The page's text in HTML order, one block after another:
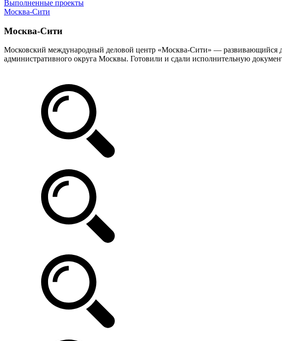
Выполненные проекты
Москва-Сити
Москва-Сити
Московский международный деловой центр «Москва-Сити» — развивающийся
административного округа Москвы. Готовили и сдали исполнительную